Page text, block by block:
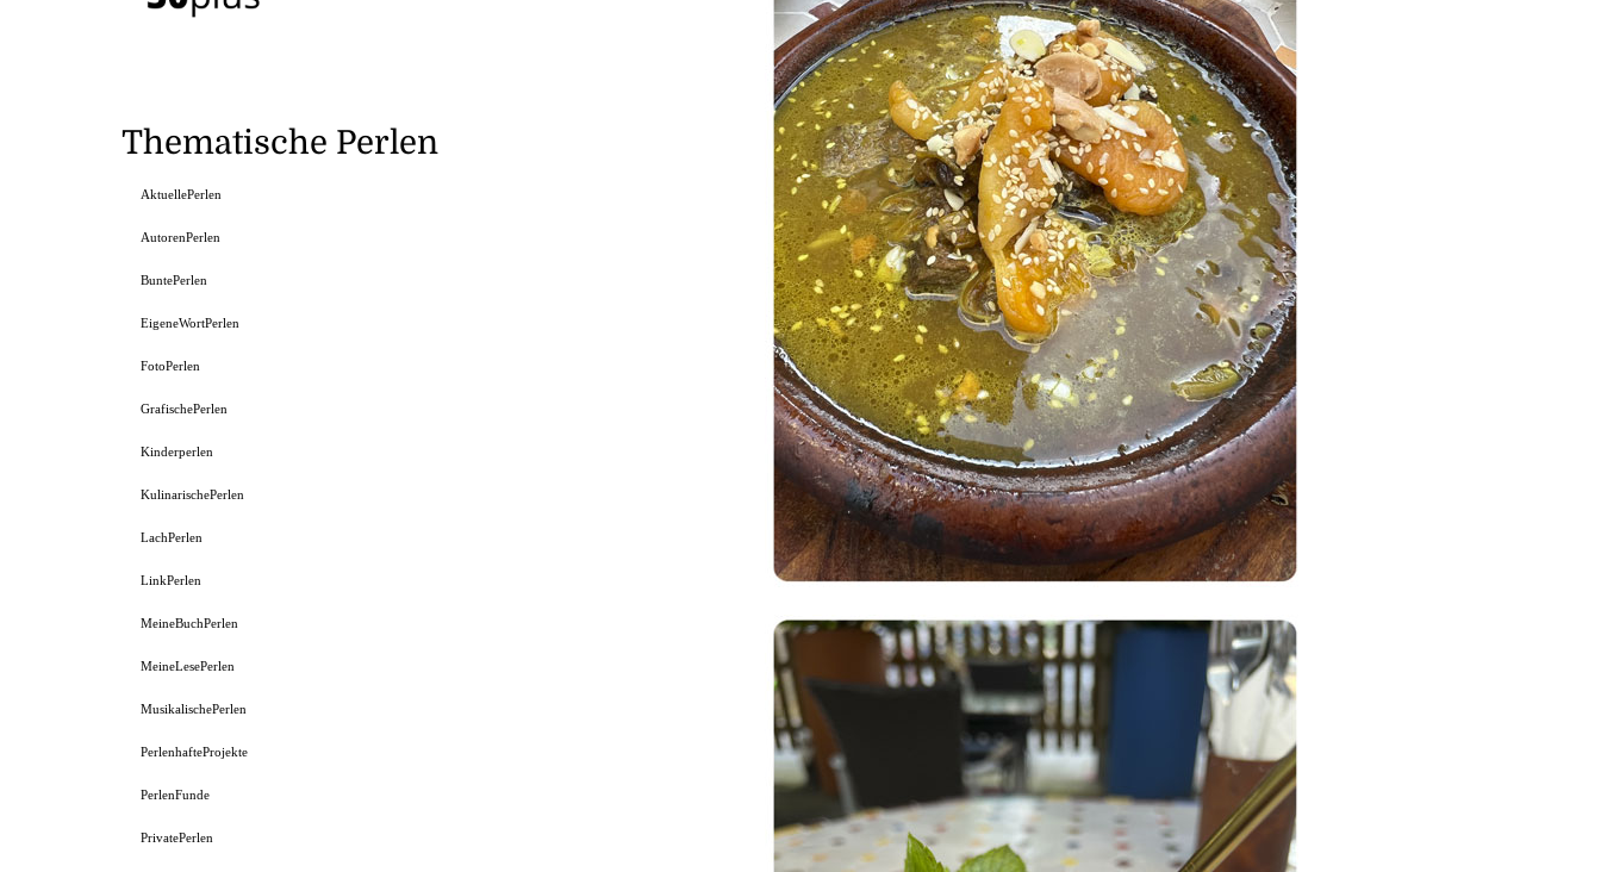
Thematische Perlen
AktuellePerlen
AutorenPerlen
BuntePerlen
EigeneWortPerlen
FotoPerlen
GrafischePerlen
Kinderperlen
KulinarischePerlen
LachPerlen
LinkPerlen
MeineBuchPerlen
MeineLesePerlen
MusikalischePerlen
PerlenhafteProjekte
PerlenFunde
PrivatePerlen